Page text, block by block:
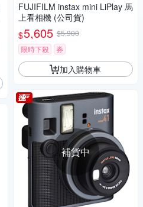
FUJIFILM instax mini LiPlay 馬
上看相機 (公司貨)
$5,605 $5,900
限時下殺
券
加入購物車
補貨中